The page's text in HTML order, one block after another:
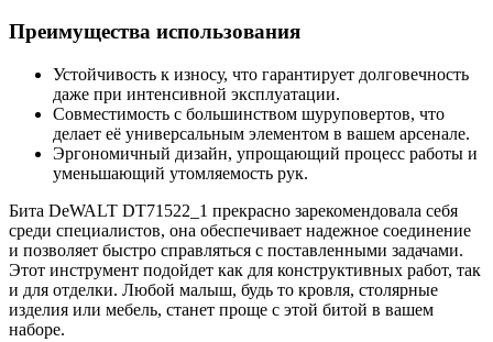
Преимущества использования
Устойчивость к износу, что гарантирует долговечность
даже при интенсивной эксплуатации.
Совместимость с большинством шуруповертов, что
делает её универсальным элементом в вашем арсенале.
Эргономичный дизайн, упрощающий процесс работы и
уменьшающий утомляемость рук.
Бита DeWALT DT71522_1 прекрасно зарекомендовала себя
среди специалистов, она обеспечивает надежное соединение
и позволяет быстро справляться с поставленными задачами.
Этот инструмент подойдет как для конструктивных работ, так
и для отделки. Любой малыш, будь то кровля, столярные
изделия или мебель, станет проще с этой битой в вашем
наборе.